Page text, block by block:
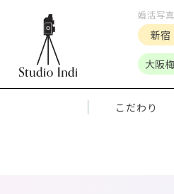
婚活写
新宿
大阪
こだわり